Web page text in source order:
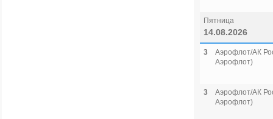
Пятница
14.08.2026
3
Аэрофлот/АК
Аэрофлот)
3
Аэрофлот/АК
Аэрофлот)